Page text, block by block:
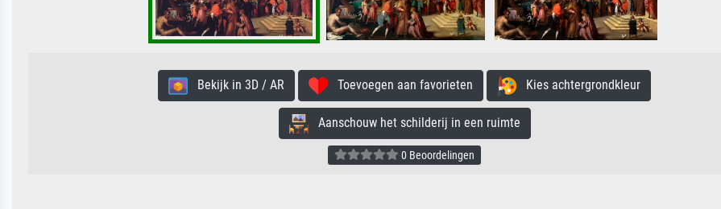
Bekijk in 3D / AR Toevoegen aan favorieten Kies achtergrondkleur
Aanschouw het schilderij in een ruimte
0 Beoordelingen